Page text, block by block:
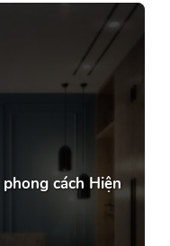
cách Hiện